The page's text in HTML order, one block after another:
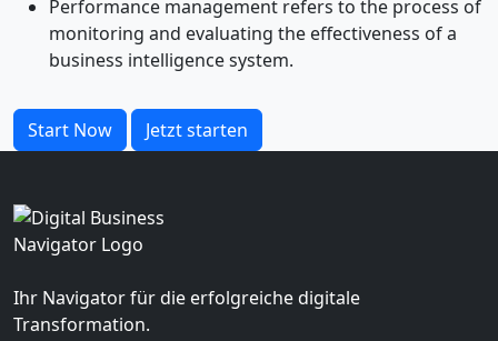
Performance management refers to the process of
monitoring and evaluating the effectiveness of a
business intelligence system.
Start Now Jetzt starten
Ihr Navigator für die erfolgreiche digitale
Transformation.